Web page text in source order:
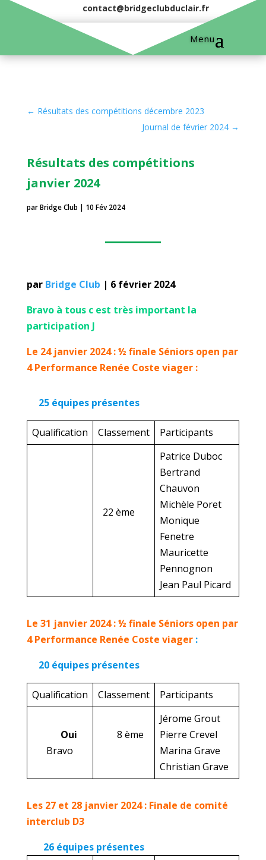
contact@bridgeclubduclair.fr
← Résultats des compétitions décembre 2023
Journal de février 2024 →
Résultats des compétitions
janvier 2024
parBridge Club | 10 Fév 2024
par Bridge Club | 6 février 2024
Bravo à tous c est très important la
participation J
Le 24 janvier 2024 : ½ finale Séniors open par
4 Performance Renée Coste viager :
25 équipes présentes
Qualification Classement Participants
22 ème
Patrice Duboc
Bertrand
Chauvon
Michèle Poret
Monique
Fenetre
Mauricette
Pennognon
Jean Paul Picard
Le 31 janvier 2024 : ½ finale Séniors open par
4 Performance Renée Coste viager :
20 équipes présentes
Qualification Classement Participants
Oui
Bravo
8 ème
Jérome Grout
Pierre Crevel
Marina Grave
Christian Grave
Les 27 et 28 janvier 2024 : Finale de comité
interclub D3
26 équipes présentes